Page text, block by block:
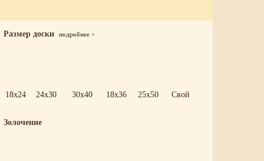
Размер доски подробнее >
18x24 24x30 30x40 18x36 25x50 Свой
Золочение